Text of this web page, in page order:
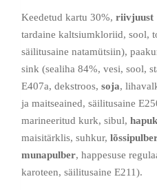
Keedetud kartu 30%, riivjuust
tardaine kaltsiumkloriid, sool,
säilitusaine natamütsiin),
sink (sealiha 84%, vesi, sool,
E407a, dekstroos, soja,
ja maitseained, säilitusaine
marineeritud kurk, sibul,
maisitärklis, suhkur,
munapulber, happesuse
karoteen, säilitusaine E211).